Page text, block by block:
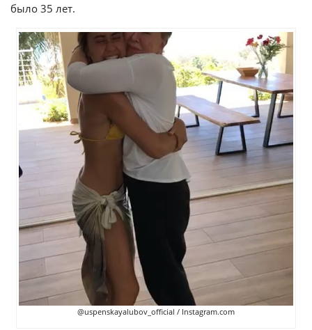
было 35 лет.
@uspenskayalubov_official / Instagram.com